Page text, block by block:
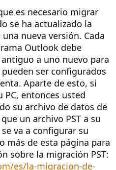
es necesario migrar
se ha actualizado la
nueva versión. Cada
Outlook debe
a uno nuevo para
ser configurados
Aparte de esto, si
PC, entonces usted
su archivo de datos de
un archivo PST a su
va a configurar su
más de esta página para
sobre la migración PST:
es/la-migracion-de-